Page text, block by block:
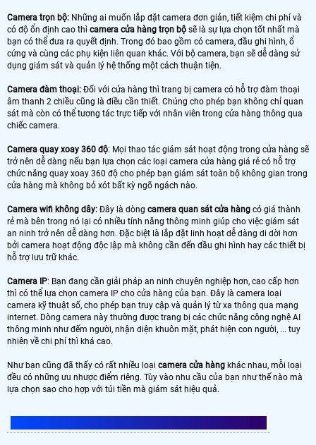
Camera trọn bộ: Những ai muốn lắp đặt camera đơn giản, tiết kiệm chi phí và
có độ ổn định cao thì camera cửa hàng trọn bộ sẽ là sự lựa chọn tốt nhất mà
bạn có thể đưa ra quyết định. Trong đó bao gồm có camera, đầu ghi hình, ổ
cứng và cùng các phụ kiện liên quan khác. Với bộ camera, bạn sẽ dễ dàng sử
dụng giám sát và quản lý hệ thống một cách thuận tiện.
Camera đàm thoại: Đối với cửa hàng thì trang bị camera có hỗ trợ đàm thoại
âm thanh 2 chiều cũng là điều cần thiết. Chúng cho phép bạn không chỉ quan
sát mà còn có thể tương tác trực tiếp với nhân viên trong cửa hàng thông qua
chiếc camera.
Camera quay xoay 360 độ: Mọi thao tác giám sát hoạt động trong cửa hàng sẽ
trở nên dễ dàng nếu bạn lựa chọn các loại camera cửa hàng giá rẻ có hỗ trợ
chức năng quay xoay 360 độ cho phép bạn giám sát toàn bộ không gian trong
cửa hàng mà không bỏ xót bất kỳ ngõ ngách nào.
Camera wifi không dây: Đây là dòng camera quan sát cửa hàng có giá thành
rẻ mà bên trong nó lại có nhiều tính năng thông minh giúp cho việc giám sát
an ninh trở nên dễ dàng hơn. Đặc biệt là lắp đặt linh hoạt dễ dàng di dời hơn
bởi camera hoạt động độc lập mà không cần đến đầu ghi hình hay các thiết bị
hỗ trợ lưu trữ khác.
Camera IP: Bạn đang cần giải pháp an ninh chuyên nghiệp hơn, cao cấp hơn
thì có thể lựa chọn camera IP cho cửa hàng của bạn. Đây là camera loại
camera kỹ thuật số, cho phép bạn truy cập và quản lý từ xa thông qua mạng
internet. Dòng camera này thường được trang bị các chức năng công nghệ AI
thông minh như đếm người, nhận diện khuôn mặt, phát hiện con người, ... tuy
nhiên về chi phí thì khá cao.
Như bạn cũng đã thấy có rất nhiều loại camera cửa hàng khác nhau, mỗi loại
đều có những ưu nhược điểm riêng. Tùy vào nhu cầu của bạn như thế nào mà
lựa chọn sao cho hợp với túi tiền mà giám sát hiệu quả.